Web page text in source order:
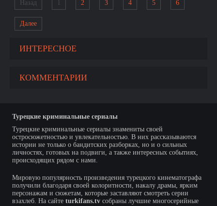
Назад 2 3 4 5 6
Далее
ИНТЕРЕСНОЕ
КОММЕНТАРИИ
Турецкие криминальные сериалы
Турецкие криминальные сериалы знамениты своей
остросюжетностью и увлекательностью. В них рассказываются
истории не только о бандитских разборках, но и о сильных
личностях, готовых на подвиги, а также интересных событиях,
происходящих рядом с нами.
Мировую популярность произведения турецкого кинематографа
получили благодаря своей колоритности, накалу драмы, ярким
персонажам и сюжетам, которые заставляют смотреть серии
взахлеб. На сайте turkifans.tv собраны лучшие многосерийные